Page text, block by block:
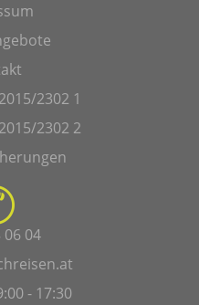
2302 1
2302 2
06 04
- 17:30